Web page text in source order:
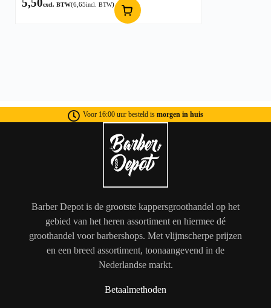
5,50excl. BTW(6,65incl. BTW)
Voor 16:00 uur besteld is morgen in huis
Barber Depot is de grootste kappersgroothandel op het
gebied van het heren assortiment en hiermee dé
groothandel voor barbershops. Met vlijmscherpe prijzen
en een breed assortiment, toonaangevend in de
Nederlandse markt.
Betaalmethoden